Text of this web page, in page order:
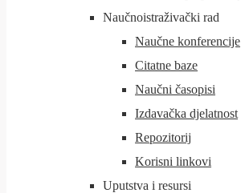
Naučnoistraživački rad
Naučne konferencije
Citatne baze
Naučni časopisi
Izdavačka djelatnost
Repozitorij
Korisni linkovi
Uputstva i resursi